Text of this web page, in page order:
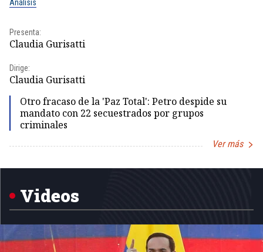
Análisis
Presenta:
Claudia Gurisatti
Dirige:
Claudia Gurisatti
Otro fracaso de la 'Paz Total': Petro despide su
mandato con 22 secuestrados por grupos
criminales
Ver más
1
Videos